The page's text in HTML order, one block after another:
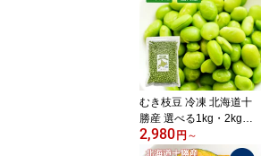
うもろこし トウモロコシ
惣菜 トッピング お弁当
おかず 冷凍食品
むき枝豆 冷凍 北海道十
勝産 選べる1kg・2kg・3
kg・5kg 業務用 国産 皮
むき不要 おつまみ おか
2,980 円 ～